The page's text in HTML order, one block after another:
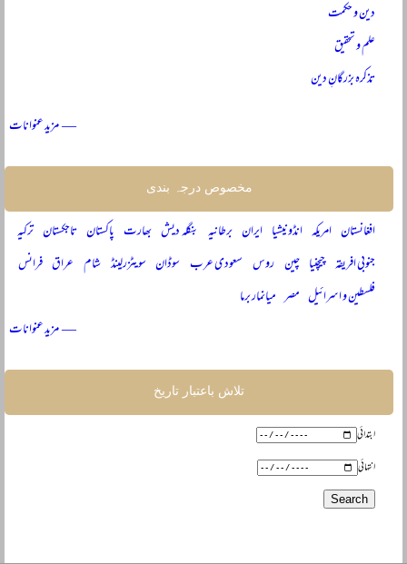
دین و حکمت
علم و تحقیق
تذکرہ بزرگانِ دین
— مزید عنوانات
مخصوص درجہ بندی
افغانستان امریکہ انڈونیشیا ایران برطانیہ بنگلہ دیش بھارت پاکستان تاجکستان ترکیہ
جنوبی افریقہ چیچنیا چین روس سعودی عرب سوڈان سویٹزرلینڈ شام عراق فرانس
فلسطین و اسرائیل مصر میانمار برما
— مزید عنوانات
تلاش باعتبار تاریخ
ابتدائی
انتہائی